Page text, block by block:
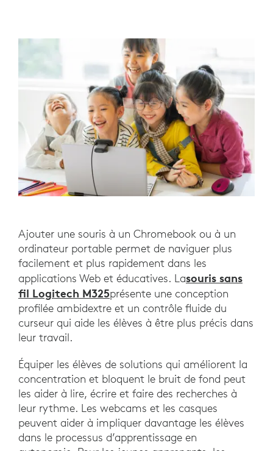
Ajouter une souris à un Chromebook ou à un
ordinateur portable permet de naviguer plus
facilement et plus rapidement dans les
applications Web et éducatives. Lasouris sans
fil Logitech M325présente une conception
profilée ambidextre et un contrôle fluide du
curseur qui aide les élèves à être plus précis dans
leur travail.
Équiper les élèves de solutions qui améliorent la
concentration et bloquent le bruit de fond peut
les aider à lire, écrire et faire des recherches à
leur rythme. Les webcams et les casques
peuvent aider à impliquer davantage les élèves
dans le processus d’apprentissage en